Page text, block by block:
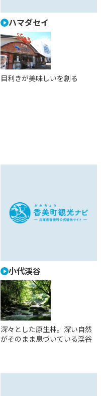
ハマダセイ
目利きが美味しいを創る
小代渓谷
深々とした原生林。深い自然
がそのまま息づいている渓谷